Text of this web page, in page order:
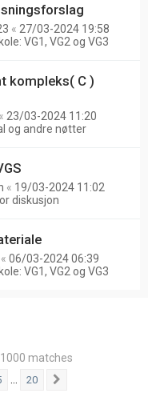
« 27/03-2024 19:58
VG1, VG2 og VG3
kompleks( C )
« 23/03-2024 11:20
og andre nøtter
« 19/03-2024 11:02
diskusjon
« 06/03-2024 06:39
VG1, VG2 og VG3
matches
20